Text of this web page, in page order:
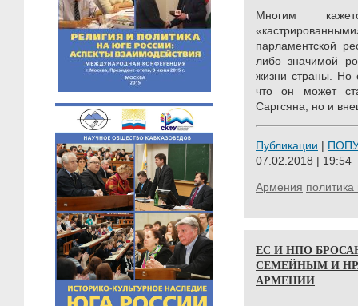
Многим
парламентской
либо значимой
жизни страны. Но
что он может
Саргсяна, но и
Публикации |
07.02.2018 | 19:54
Армения
ЕС И НПО
СЕМЕЙНЫМ И
АРМЕНИИ